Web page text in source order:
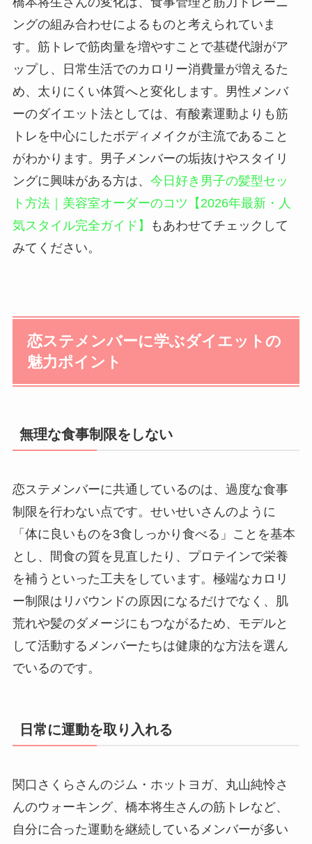
ングの組み合わせによるものと考えられていま
す。筋トレで筋肉量を増やすことで基礎代謝がア
ップし、日常生活でのカロリー消費量が増えるた
め、太りにくい体質へと変化します。男性メンバ
ーのダイエット法としては、有酸素運動よりも筋
トレを中心にしたボディメイクが主流であること
がわかります。男子メンバーの垢抜けやスタイリ
ングに興味がある方は、 今日好き男子の髪型セッ
ト方法｜美容室オーダーのコツ【2026年最新・人
気スタイル完全ガイド】
もあわせてチェックして
みてください。
恋ステメンバーに学ぶダイエットの
魅力ポイント
無理な食事制限をしない
恋ステメンバーに共通しているのは、過度な食事
制限を行わない点です。せいせいさんのように
「体に良いものを3食しっかり食べる」ことを基本
とし、間食の質を見直したり、プロテインで栄養
を補うといった工夫をしています。極端なカロリ
ー制限はリバウンドの原因になるだけでなく、肌
荒れや髪のダメージにもつながるため、モデルと
して活動するメンバーたちは健康的な方法を選ん
でいるのです。
日常に運動を取り入れる
関口さくらさんのジム・ホットヨガ、丸山純怜さ
んのウォーキング、橋本将生さんの筋トレなど、
自分に合った運動を継続しているメンバーが多い